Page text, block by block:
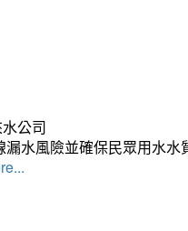
公司
水風險並確保民眾用水